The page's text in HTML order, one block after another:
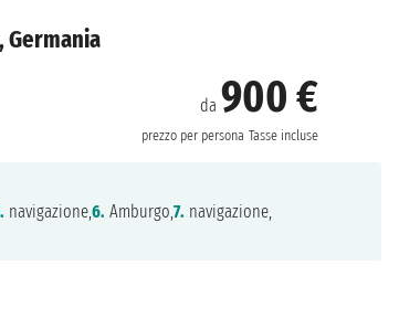
Germania
da 900 €
prezzo per persona Tasse incluse
navigazione,6. Amburgo,7. navigazione,